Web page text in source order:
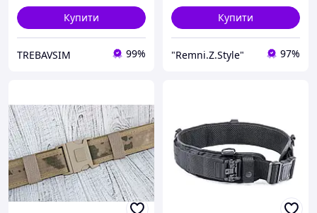
Купити
TREBAVSIM 99%
Купити
"Remni.Z.Style" 97%